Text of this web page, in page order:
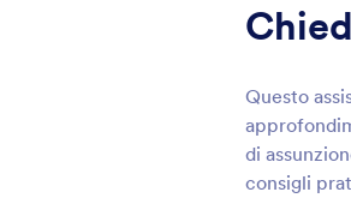
Questo
di
consigli